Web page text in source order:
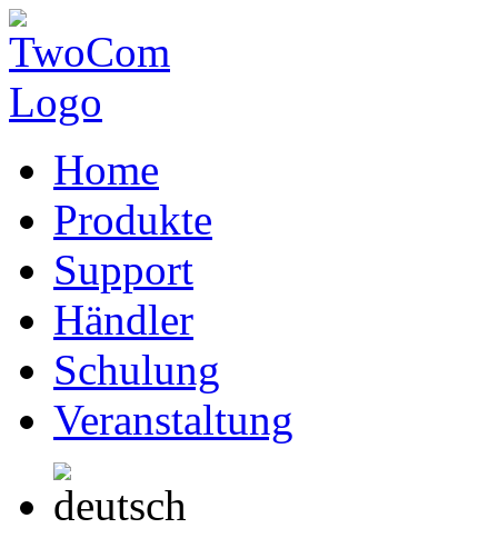
Home
Produkte
Support
Händler
Schulung
Veranstaltung